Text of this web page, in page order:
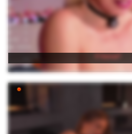
☉ barsaa7